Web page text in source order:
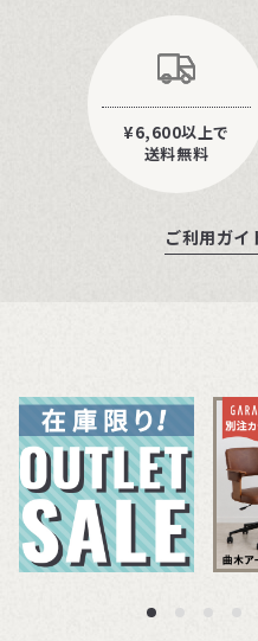
¥6,600以上で
送料無料
ご利用ガイ